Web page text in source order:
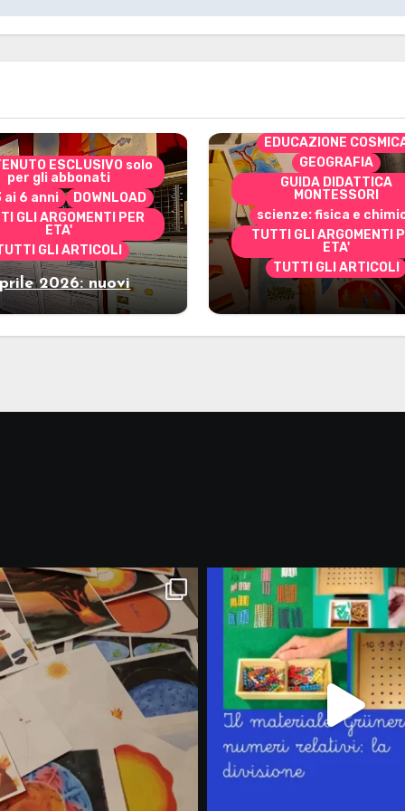
ESCLUSIVO solo
per gli abbonati
ai 6 anni
DOWNLOAD
GLI ARGOMENTI PER
ETA'
GLI ARTICOLI
2026: nuovi
stampabili per
CONTENUTO
DOWNLOAD
EDUCAZIONE
GEOGRAFIA
GUIDA DIDATTICA
MONTESSORI
scienze: fisica e
TUTTI GLI ARGOMENTI
ETA'
TUTTI GLI ARTICOLI
Marzo 2026:
materiali stampabili
gli abbonati